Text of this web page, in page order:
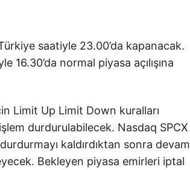
saatiyle 23.00’da kapanacak.
normal piyasa açılışına
Limit Up Limit Down kuralları
durdurulabilecek. Nasdaq SPCX
kaldırdıktan sonra devam
Bekleyen piyasa emirleri iptal